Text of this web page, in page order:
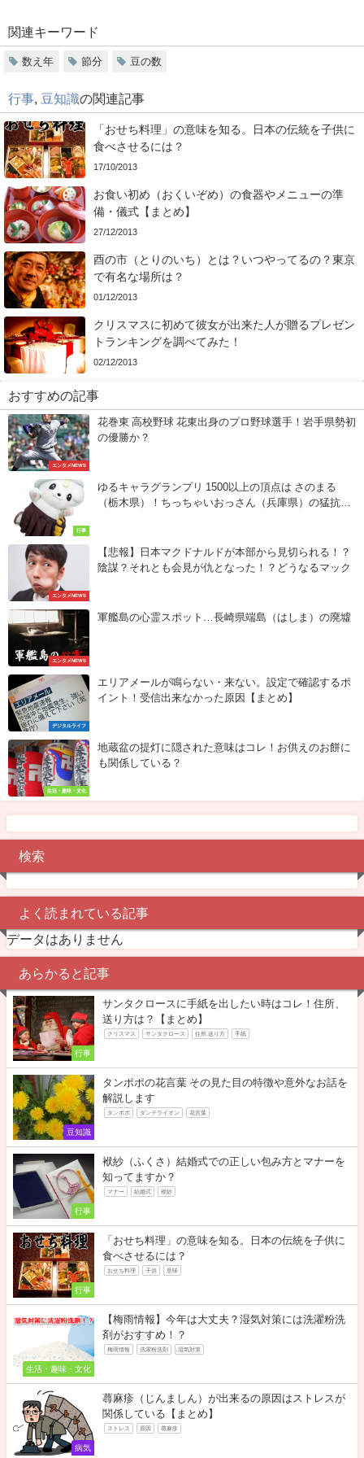
関連キーワード
数え年 節分 豆の数
行事 豆知識の関連記事
「おせち料理」の意味を知る。日本の伝統を子供に
食べさせるには？
17/10/2013
お食い初め（おくいぞめ）の食器やメニューの準
備・儀式【まとめ】
27/12/2013
酉の市（とりのいち）とは？いつやってるの？東京
で有名な場所は？
01/12/2013
クリスマスに初めて彼女が出来た人が贈るプレゼン
トランキングを調べてみた！
02/12/2013
おすすめの記事
エンタメNEWS
花巻東 高校野球 花東出身のプロ野球選手！岩手県勢初
の優勝か？
行事
ゆるキャラグランプリ 1500以上の頂点は さのまる
（栃木県）！ちっちゃいおっさん（兵庫県）の猛抗
エンタメNEWS
【悲報】日本マクドナルドが本部から見切られる！？
陰謀？それとも会見が仇となった！？どうなるマック
エンタメNEWS
軍艦島の心霊スポット…長崎県端島（はしま）の廃墟
デジタルライフ
エリアメールが鳴らない・来ない。設定で確認するポ
イント！受信出来なかった原因【まとめ】
生活・趣味・文化
地蔵盆の提灯に隠された意味はコレ！お供えのお餅に
も関係している？
検索
よく読まれている記事
データはありません
あらかると記事
行事
サンタクロースに手紙を出したい時はコレ！住所、
送り方は？【まとめ】
クリスマス サンタクロース 住所.送り方 手紙
豆知識
タンポポの花言葉 その見た目の特徴や意外なお話を
解説します
タンポポ ダンテライオン 花言葉
行事
袱紗（ふくさ）結婚式での正しい包み方とマナーを
知ってますか？
マナー 結婚式 袱紗
行事
「おせち料理」の意味を知る。日本の伝統を子供に
食べさせるには？
おせち料理 子供 意味
生活・趣味・文化
【梅雨情報】今年は大丈夫？湿気対策には洗濯粉洗
剤がおすすめ！？
梅雨情報 洗濯粉洗剤 湿気対策
病気
蕁麻疹（じんましん）が出来るの原因はストレスが
関係している【まとめ】
ストレス 原因 蕁麻疹